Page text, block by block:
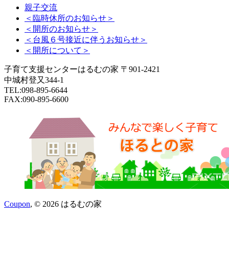
親子交流
＜臨時休所のお知らせ＞
＜開所のお知らせ＞
＜台風６号接近に伴うお知らせ＞
＜開所について＞
子育て支援センターはるむの家 〒901-2421
中城村登又344-1
TEL:098-895-6644
FAX:090-895-6600
Coupon, © 2026 はるむの家